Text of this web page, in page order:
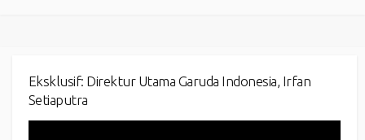
Eksklusif: Direktur Utama Garuda Indonesia, Irfan
Setiaputra